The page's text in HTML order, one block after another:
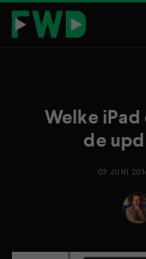
Welke
de
03 JUNI